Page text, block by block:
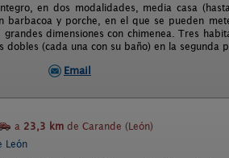
en dos modalidades, media casa
y porche, en el que se pueden
dimensiones con chimenea. Tres
(cada una con su baño) en la segunda
Email
a 23,3 km de Carande (León)
León